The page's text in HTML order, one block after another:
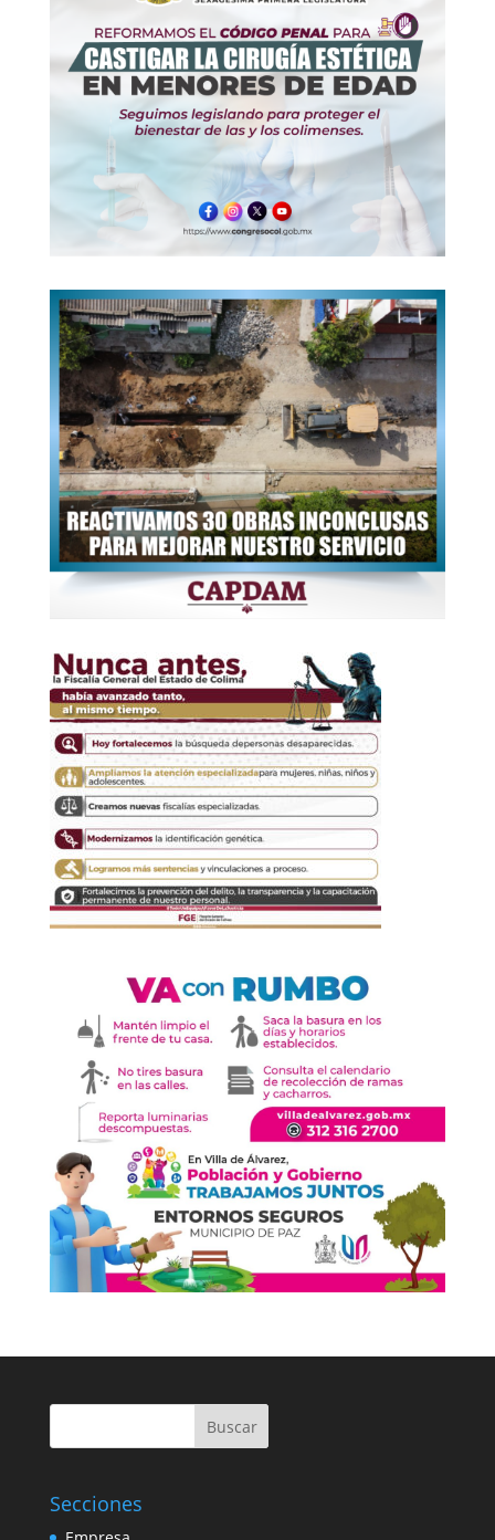
Buscar
Secciones